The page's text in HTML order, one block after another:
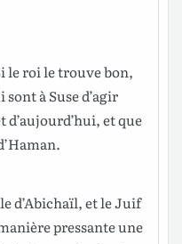
leroile trouvebon,
sont àSused’agir
d’aujourd’hui, et que
.
d’Abichaïl, et leJuif
pressanteune